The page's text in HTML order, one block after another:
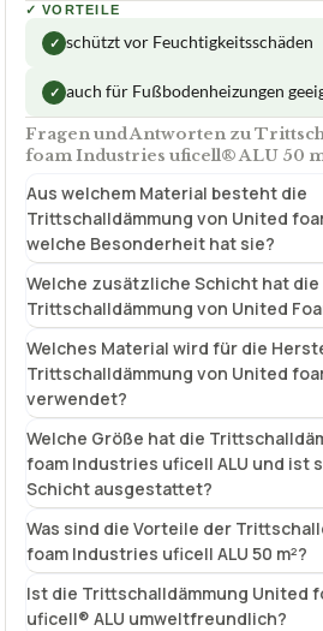
✓ VORTEILE
✓ schützt vor Feuchtigkeitsschäden
✓ auch für Fußbodenheizungen
Fragen und Antworten zu
foam Industries uficell® ALU 50
Aus welchem Material besteht die
Trittschalldämmung von United
welche Besonderheit hat sie?
Welche zusätzliche Schicht hat die
Trittschalldämmung von United
Welches Material wird für die
Trittschalldämmung von United
verwendet?
Welche Größe hat die
foam Industries uficell ALU und ist
Schicht ausgestattet?
Was sind die Vorteile der
foam Industries uficell ALU 50 m²?
Ist die Trittschalldämmung United
uficell® ALU umweltfreundlich?